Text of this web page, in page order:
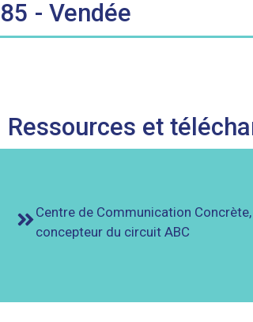
85 - Vendée
Ressources et
Centre de Communication Concrète,
concepteur du circuit ABC